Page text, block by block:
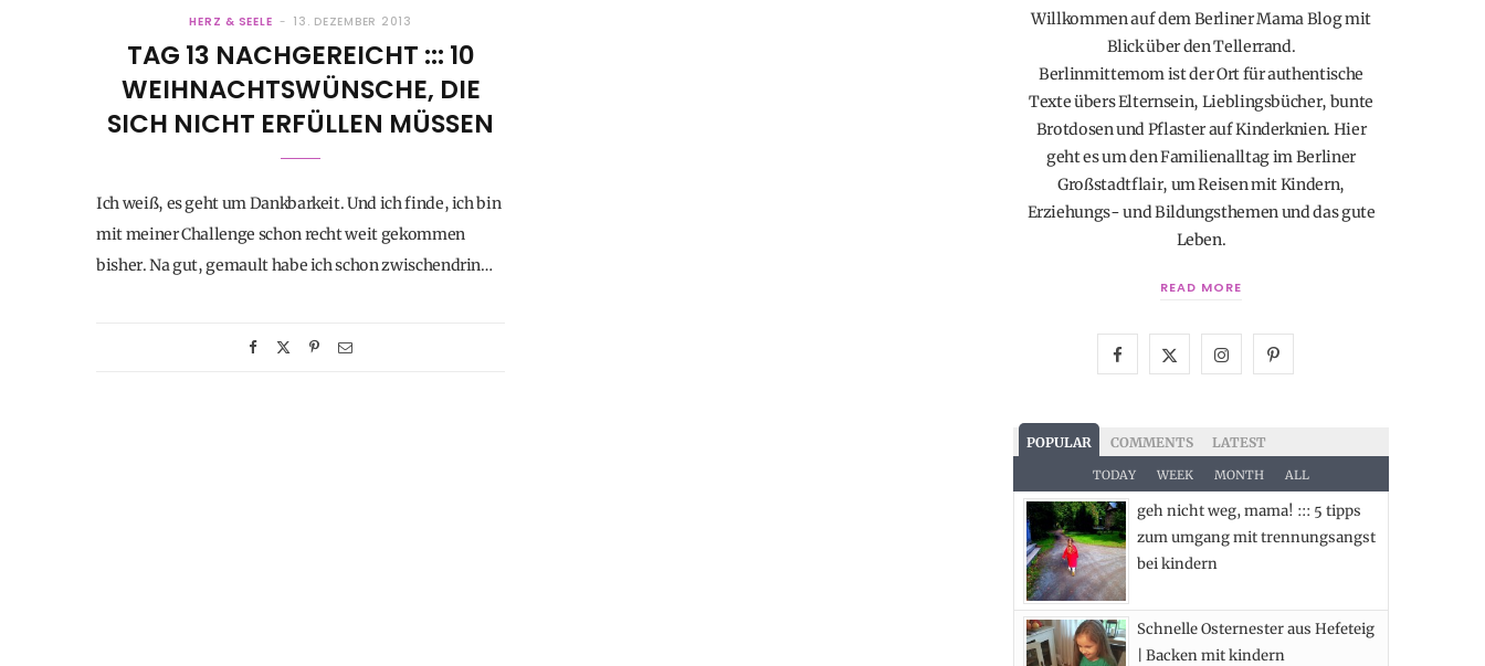
HERZ & SEELE 13. DEZEMBER 2013
TAG 13 NACHGEREICHT ::: 10
WEIHNACHTSWÜNSCHE, DIE
SICH NICHT ERFÜLLEN MÜSSEN
Ich weiß, es geht um Dankbarkeit. Und ich finde, ich bin
mit meiner Challenge schon recht weit gekommen
bisher. Na gut, gemault habe ich schon zwischendrin…
Willkommen auf dem Berliner Mama Blog mit
Blick über den Tellerrand.
Berlinmittemom ist der Ort für authentische
Texte übers Elternsein, Lieblingsbücher, bunte
Brotdosen und Pflaster auf Kinderknien. Hier
geht es um den Familienalltag im Berliner
Großstadtflair, um Reisen mit Kindern,
Erziehungs- und Bildungsthemen und das gute
Leben.
READ MORE
c
e
b
o
o
k
T
w
i
t
e
I
s
t
a
a
P
e
s
POPULAR COMMENTS LATEST
TODAY WEEK MONTH ALL
geh nicht weg, mama! ::: 5 tipps
zum umgang mit trennungsangst
bei kindern
Schnelle Osternester aus Hefeteig
| Backen mit kindern